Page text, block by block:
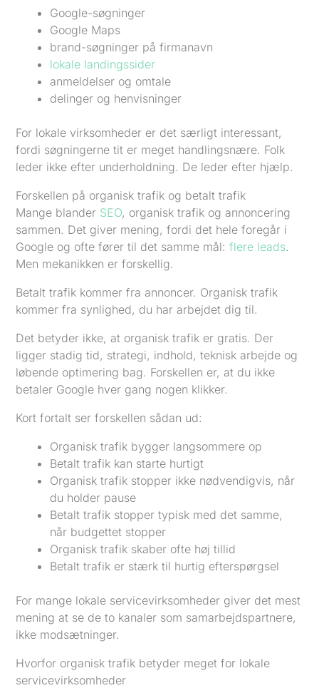
Google-søgninger
Google Maps
brand-søgninger på firmanavn
lokale landingssider
anmeldelser og omtale
delinger og henvisninger
For lokale virksomheder er det særligt interessant,
fordi søgningerne tit er meget handlingsnære. Folk
leder ikke efter underholdning. De leder efter hjælp.
Forskellen på organisk trafik og betalt trafik
Mange blander SEO, organisk trafik og annoncering
sammen. Det giver mening, fordi det hele foregår i
Google og ofte fører til det samme mål:flere leads.
Men mekanikken er forskellig.
Betalt trafik kommer fra annoncer. Organisk trafik
kommer fra synlighed, du har arbejdet dig til.
Det betyder ikke, at organisk trafik er gratis. Der
ligger stadig tid, strategi, indhold, teknisk arbejde og
løbende optimering bag. Forskellen er, at du ikke
betaler Google hver gang nogen klikker.
Kort fortalt ser forskellen sådan ud:
Organisk trafik bygger langsommere op
Betalt trafik kan starte hurtigt
Organisk trafik stopper ikke nødvendigvis, når
du holder pause
Betalt trafik stopper typisk med det samme,
når budgettet stopper
Organisk trafik skaber ofte høj tillid
Betalt trafik er stærk til hurtig efterspørgsel
For mange lokale servicevirksomheder giver det mest
mening at se de to kanaler som samarbejdspartnere,
ikke modsætninger.
Hvorfor organisk trafik betyder meget for lokale
servicevirksomheder